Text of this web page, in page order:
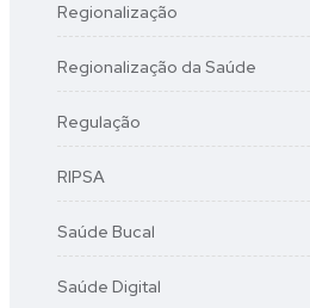
Regionalização
Regionalização da Saúde
Regulação
RIPSA
Saúde Bucal
Saúde Digital